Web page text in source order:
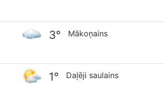
3° Mākoņains
1° Daļēji saulains